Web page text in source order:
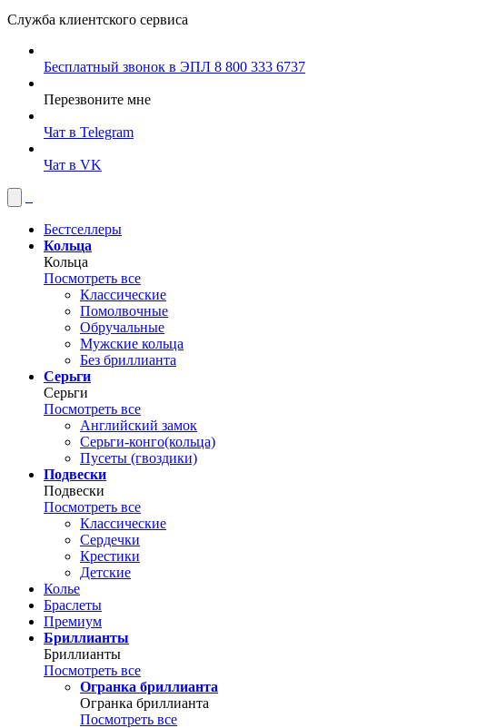
Служба клиентского сервиса
Бесплатный звонок в ЭПЛ 8 800 333 6737
Перезвоните мне
Чат в Telegram
Чат в VK
Бестселлеры
Кольца
Кольца
Посмотреть все
Классические
Помолвочные
Обручальные
Мужские кольца
Без бриллианта
Серьги
Серьги
Посмотреть все
Английский замок
Серьги-конго(кольца)
Пусеты (гвоздики)
Подвески
Подвески
Посмотреть все
Классические
Сердечки
Крестики
Детские
Колье
Браслеты
Премиум
Бриллианты
Бриллианты
Посмотреть все
Огранка бриллианта
Огранка бриллианта
Посмотреть все